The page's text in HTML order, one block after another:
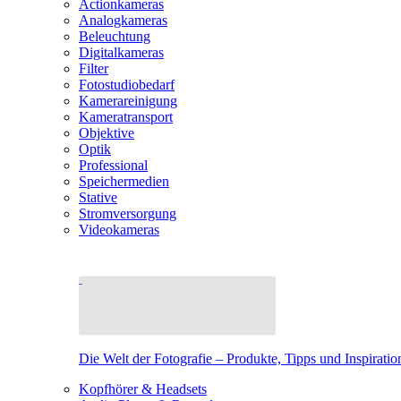
Actionkameras
Analogkameras
Beleuchtung
Digitalkameras
Filter
Fotostudiobedarf
Kamerareinigung
Kameratransport
Objektive
Optik
Professional
Speichermedien
Stative
Stromversorgung
Videokameras
Die Welt der Fotografie – Produkte, Tipps und
Kopfhörer & Headsets